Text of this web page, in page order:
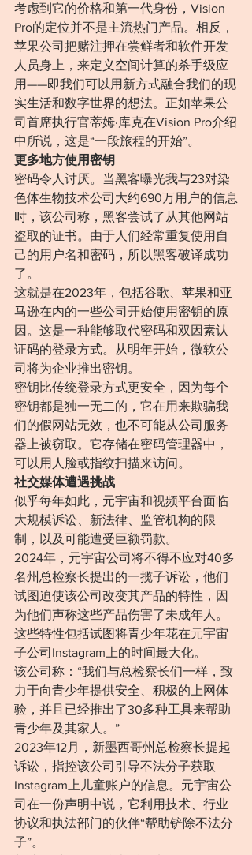
考虑到它的价格和第一代身份，Vision
Pro的定位并不是主流热门产品。相反，
苹果公司把赌注押在尝鲜者和软件开发
人员身上，来定义空间计算的杀手级应
用——即我们可以用新方式融合我们的现
实生活和数字世界的想法。正如苹果公
司首席执行官蒂姆·库克在Vision Pro介绍
中所说，这是“一段旅程的开始”。
更多地方使用密钥
密码令人讨厌。当黑客曝光我与23对染
色体生物技术公司大约690万用户的信息
时，该公司称，黑客尝试了从其他网站
盗取的证书。由于人们经常重复使用自
己的用户名和密码，所以黑客破译成功
了。
这就是在2023年，包括谷歌、苹果和亚
马逊在内的一些公司开始使用密钥的原
因。这是一种能够取代密码和双因素认
证码的登录方式。从明年开始，微软公
司将为企业推出密钥。
密钥比传统登录方式更安全，因为每个
密钥都是独一无二的，它在用来欺骗我
们的假网站无效，也不可能从公司服务
器上被窃取。它存储在密码管理器中，
可以用人脸或指纹扫描来访问。
社交媒体遭遇挑战
似乎每年如此，元宇宙和视频平台面临
大规模诉讼、新法律、监管机构的限
制，以及可能遭受巨额罚款。
2024年，元宇宙公司将不得不应对40多
名州总检察长提出的一揽子诉讼，他们
试图迫使该公司改变其产品的特性，因
为他们声称这些产品伤害了未成年人。
这些特性包括试图将青少年花在元宇宙
子公司Instagram上的时间最大化。
该公司称：“我们与总检察长们一样，致
力于向青少年提供安全、积极的上网体
验，并且已经推出了30多种工具来帮助
青少年及其家人。”
2023年12月，新墨西哥州总检察长提起
诉讼，指控该公司引导不法分子获取
Instagram上儿童账户的信息。元宇宙公
司在一份声明中说，它利用技术、行业
协议和执法部门的伙伴“帮助铲除不法分
子”。